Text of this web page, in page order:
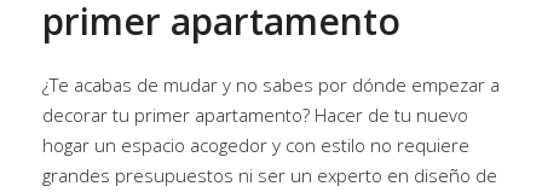
primer apartamento
¿Te acabas de mudar y no sabes por dónde empezar a
decorar tu primer apartamento? Hacer de tu nuevo
hogar un espacio acogedor y con estilo no requiere
grandes presupuestos ni ser un experto en diseño de